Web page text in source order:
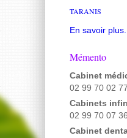
TARANIS
En savoir
Mémento
Cabinet
02 99 70 02 77
Cabinets
02 99 70 07 36
Cabinet